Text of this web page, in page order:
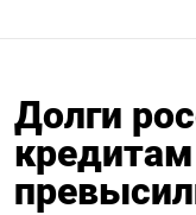
Долги